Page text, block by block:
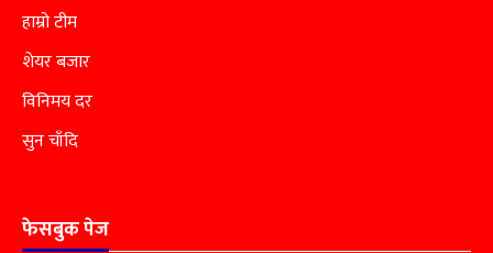
हाम्रो टीम
शेयर बजार
विनिमय दर
सुन चाँदि
फेसबुक पेज